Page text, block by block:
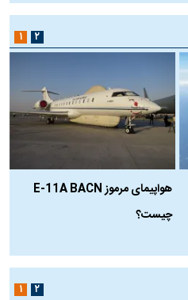
هواپیمای مرموز E-11A BACN
چیست؟
۱ ۲
۱ ۲